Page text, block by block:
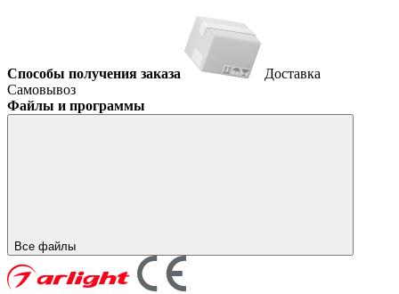
Способы получения заказа
Доставка
Самовывоз
Файлы и программы
Все файлы